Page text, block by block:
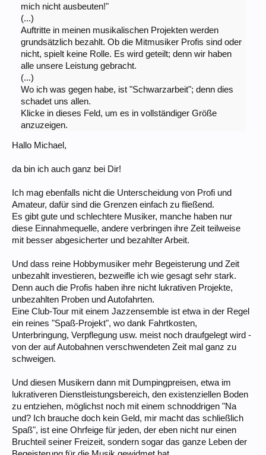
mich nicht ausbeuten!"
(...)
Auftritte in meinen musikalischen Projekten werden
grundsätzlich bezahlt. Ob die Mitmusiker Profis sind oder
nicht, spielt keine Rolle. Es wird geteilt; denn wir haben
alle unsere Leistung gebracht.
(...)
Wo ich was gegen habe, ist "Schwarzarbeit"; denn dies
schadet uns allen.
Klicke in dieses Feld, um es in vollständiger Größe
anzuzeigen.
Hallo Michael,
da bin ich auch ganz bei Dir!
Ich mag ebenfalls nicht die Unterscheidung von Profi und
Amateur, dafür sind die Grenzen einfach zu fließend.
Es gibt gute und schlechtere Musiker, manche haben nur
diese Einnahmequelle, andere verbringen ihre Zeit teilweise
mit besser abgesicherter und bezahlter Arbeit.
Und dass reine Hobbymusiker mehr Begeisterung und Zeit
unbezahlt investieren, bezweifle ich wie gesagt sehr stark.
Denn auch die Profis haben ihre nicht lukrativen Projekte,
unbezahlten Proben und Autofahrten.
Eine Club-Tour mit einem Jazzensemble ist etwa in der Regel
ein reines "Spaß-Projekt", wo dank Fahrtkosten,
Unterbringung, Verpflegung usw. meist noch draufgelegt wird -
von der auf Autobahnen verschwendeten Zeit mal ganz zu
schweigen.
Und diesen Musikern dann mit Dumpingpreisen, etwa im
lukrativeren Dienstleistungsbereich, den existenziellen Boden
zu entziehen, möglichst noch mit einem schnoddrigen "Na
und? Ich brauche doch kein Geld, mir macht das schließlich
Spaß", ist eine Ohrfeige für jeden, der eben nicht nur einen
Bruchteil seiner Freizeit, sondern sogar das ganze Leben der